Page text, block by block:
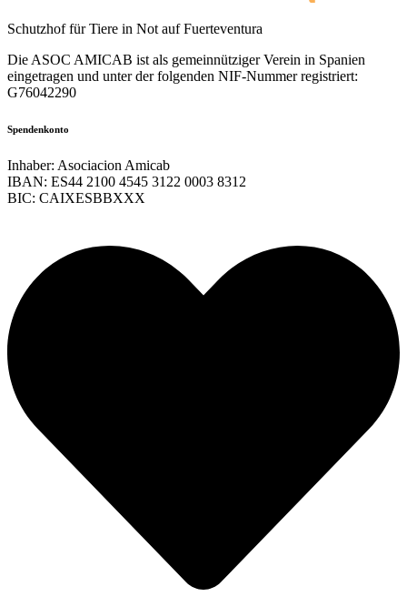
Schutzhof für Tiere in Not auf Fuerteventura
Die ASOC AMICAB ist als gemeinnütziger Verein in Spanien
eingetragen und unter der folgenden NIF-Nummer registriert:
G76042290
Spendenkonto
Inhaber: Asociacion Amicab
IBAN: ES44 2100 4545 3122 0003 8312
BIC: CAIXESBBXXX